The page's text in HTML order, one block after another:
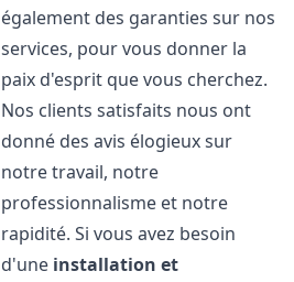
également des garanties sur nos
services, pour vous donner la
paix d'esprit que vous cherchez.
Nos clients satisfaits nous ont
donné des avis élogieux sur
notre travail, notre
professionnalisme et notre
rapidité. Si vous avez besoin
d'une installation et